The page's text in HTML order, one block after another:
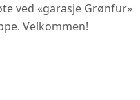
ved «garasje Grønfur»
Velkommen!